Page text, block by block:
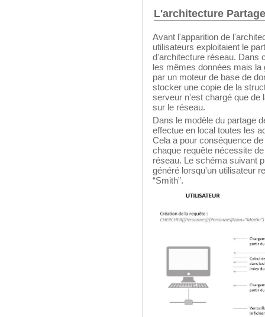
L'architecture
Avant l'apparition de
utilisateurs exploitaient le
d'architecture réseau. Dans
les mêmes données mais
par un moteur de base de
stocker une copie de la
serveur n'est chargé que de
sur le réseau.
Dans le modèle du partage
effectue en local toutes les
Cela a pour conséquence
chaque requête nécessite
réseau. Le schéma suivant
généré lorsqu'un utilisateur
“Smith”.